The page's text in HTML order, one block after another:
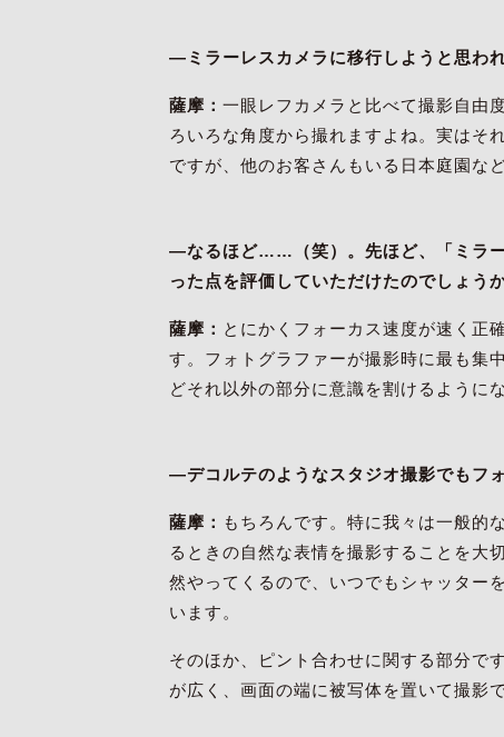
―ミラーレスカメラに移行しようと思わ
薩摩： 一眼レフカメラと比べて撮影自由
ろいろな角度から撮れますよね。実はそ
ですが、他のお客さんもいる日本庭園な
―なるほど……（笑）。先ほど、「ミラー
った点を評価していただけたのでしょう
薩摩： とにかくフォーカス速度が速く正
す。フォトグラファーが撮影時に最も集
どそれ以外の部分に意識を割けるように
―デコルテのようなスタジオ撮影でもフ
薩摩： もちろんです。特に我々は一般的
るときの自然な表情を撮影することを大
然やってくるので、いつでもシャッター
います。
そのほか、ピント合わせに関する部分で
が広く、画面の端に被写体を置いて撮影